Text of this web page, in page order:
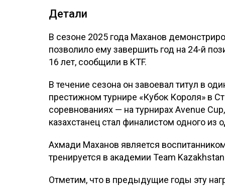
Детали
В сезоне 2025 года Маханов
позволило ему завершить год на 24-й
16 лет, сообщили в KTF.
В течение сезона он завоевал титул в
престижном турнире «Кубок Короля» в
соревнованиях — на турнирах Avenue
казахстанец стал финалистом одного
Ахмади Маханов является
тренируется в академии Team
Отметим, что в предыдущие годы эту